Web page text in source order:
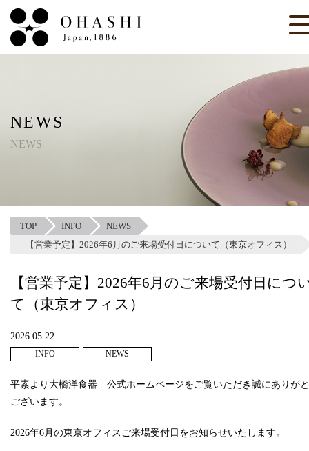
NEWS
NEWS
TOP INFO
NEWS
【営業予定】2026年6月のご来場受付日について（東京オフィス）
【営業予定】2026年6月のご来場受付日につ
て（東京オフィス）
2026.05.22
INFO NEWS
平素より大橋洋食器 公式ホームページをご覧いただき誠にありが
ございます。
2026年6月の東京オフィスご来場受付日をお知らせいたします。